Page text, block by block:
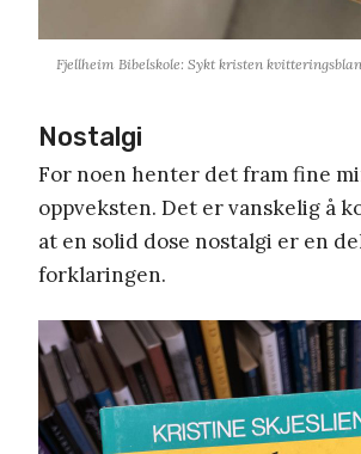
Fjellheim Bibelskole: Sykt kristen
Nostalgi
For noen henter det fram fine
oppveksten. Det er vanskelig å
at en solid dose nostalgi er en
forklaringen.